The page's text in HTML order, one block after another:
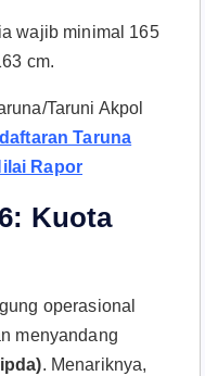
wajib minimal 165
cm.
Taruni Akpol
Taruna
Rapor
Kuota
operasional
menyandang
. Menariknya,